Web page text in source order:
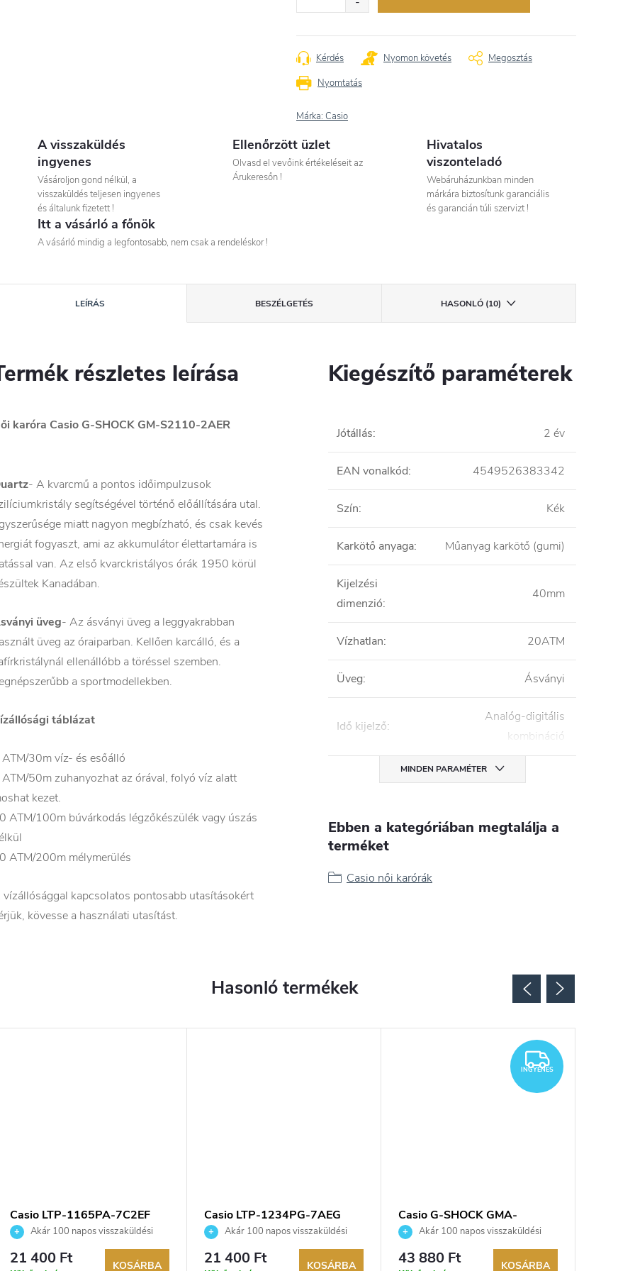
Nyomtatás
Kérdés Nyomon követés Megosztás
Márka: Casio
A visszaküldés
ingyenes
Vásároljon gond nélkül, a
visszaküldés teljesen ingyenes
és általunk fizetett !
Ellenőrzött üzlet
Olvasd el vevőink értékeléseit az
Árukeresőn !
Hivatalos
viszonteladó
Webáruházunkban minden
márkára biztosítunk garanciális
és garancián túli szervizt !
Itt a vásárló a főnök
A vásárló mindig a legfontosabb, nem csak a rendeléskor !
LEÍRÁS BESZÉLGETÉS HASONLÓ (10)
részletes leírása
karóra Casio G-SHOCK GM-S2110-2AER
- A kvarcmű a pontos időimpulzusok
segítségével történő előállítására utal.
miatt nagyon megbízható, és csak kevés
fogyaszt, ami az akkumulátor élettartamára is
van. Az első kvarckristályos órák 1950 körül
Kanadában.
üveg- Az ásványi üveg a leggyakrabban
üveg az óraiparban. Kellően karcálló, és a
ellenállóbb a töréssel szemben.
a sportmodellekben.
táblázat
30m víz- és esőálló
50m zuhanyozhat az órával, folyó víz alatt
kezet.
ATM/100m búvárkodás légzőkészülék vagy úszás
ATM/200m mélymerülés
vízállósággal kapcsolatos pontosabb utasításokért
kövesse a használati utasítást.
Kiegészítő paraméterek
Jótállás: 2 év
EAN vonalkód: 4549526383342
Szín: Kék
Karkötő anyaga: Műanyag karkötő (gumi)
Kijelzési
dimenzió:
40mm
Vízhatlan: 20ATM
Üveg: Ásványi
Idő kijelző:
Analóg-digitális
kombináció
MINDEN PARAMÉTER
Ebben a kategóriában megtalálja a
terméket
Casio női karórák
Casio LTP-1165PA-7C2EF
karóraAkár 100 napos visszaküldési
lehetőség. Hivatalos márkakereskedő.
21 400 Ft KOSÁRBA
Casio LTP-1234PG-7AEG
karóraAkár 100 napos visszaküldési
lehetőség. Hivatalos márkakereskedő.
21 400 Ft KOSÁRBA
INGYENES
INGYENES
Casio G-SHOCK GMA-
P2110-1AER karóra
Akár 100 napos visszaküldési
lehetőség. Hivatalos márkakereskedő.
43 880 Ft KOSÁRBA